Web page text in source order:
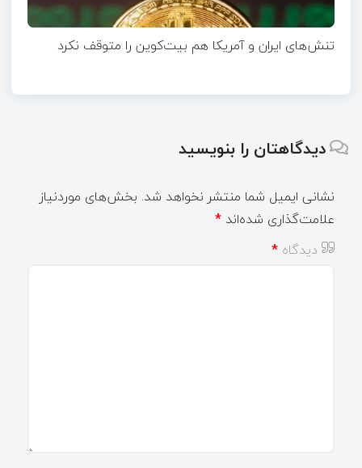
تنش‌های ایران و آمریکا هم بیت‌کوین را متوقف نکرد
دیدگاهتان را بنویسید
نشانی ایمیل شما منتشر نخواهد شد. بخش‌های موردنیاز
علامت‌گذاری شده‌اند *
دیدگاه *